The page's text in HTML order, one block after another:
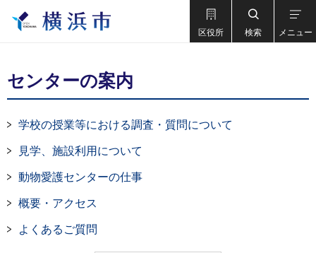
区役所 検索 メニュー
センターの案内
学校の授業等における調査・質問について
見学、施設利用について
動物愛護センターの仕事
概要・アクセス
よくあるご質問